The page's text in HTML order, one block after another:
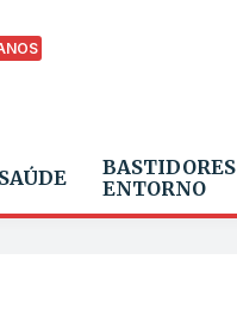
SAÚDE
BASTIDORES
ENTORNO